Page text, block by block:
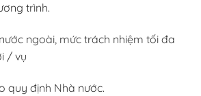
trình.
ngoài, mức trách nhiệm tối đa
/ vụ
quy định Nhà nước.